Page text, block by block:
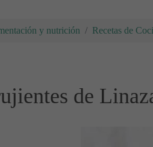
y nutrición Recetas de
de